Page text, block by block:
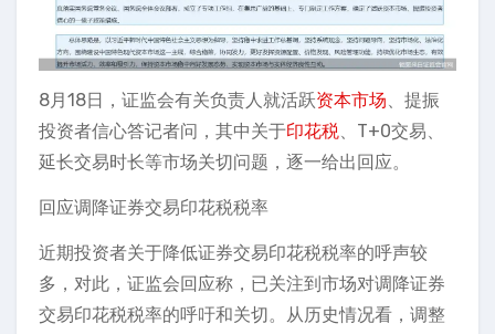
8月18日，证监会有关负责人就活跃资本市场、提振
投资者信心答记者问，其中关于印花税、T+0交易、
延长交易时长等市场关切问题，逐一给出回应。
回应调降证券交易印花税税率
近期投资者关于降低证券交易印花税税率的呼声较
多，对此，证监会回应称，已关注到市场对调降证券
交易印花税税率的呼吁和关切。从历史情况看，调整